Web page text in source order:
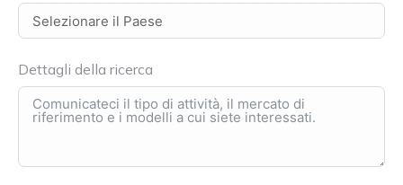
Dettagli della ricerca